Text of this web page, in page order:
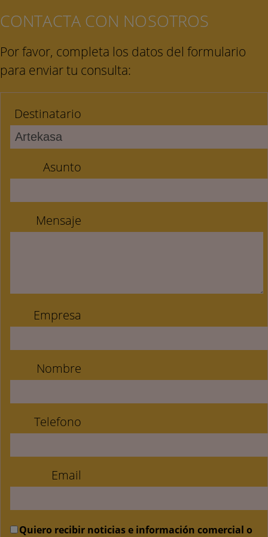
CONTACTA CON NOSOTROS
Por favor, completa los datos del formulario
para enviar tu consulta:
Destinatario
Asunto
Mensaje
Empresa
Nombre
Telefono
Email
Quiero recibir noticias e información comercial o